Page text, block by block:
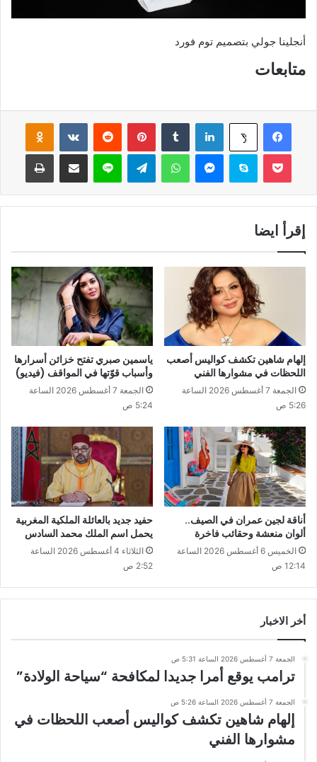
أنجلينا جولي بتصميم توم فورد
متابعات
فيسبوك ‫X لينكدإن بينتيريست
سكايب واتساب لاين
إقرأ ايضا
إلهام شاهين تكشف كواليس أصعب
اللحظات في مشوارها الفني
الجمعة 7 أغسطس 2026 الساعة
5:26 ص
ياسمين صبري تفتح خزائن أسرارها
وأسباب قوّتها في المواقف (فيديو)
الجمعة 7 أغسطس 2026 الساعة
5:24 ص
أناقة لجين عمران في الصيف..
ألوان منعشة وحقائب فاخرة
الخميس 6 أغسطس 2026 الساعة
12:14 ص
حفيد جديد بالعائلة الملكية المغربية
يحمل اسم الملك محمد السادس
الثلاثاء 4 أغسطس 2026 الساعة
2:52 ص
أخر الاخبار
الجمعة 7 أغسطس 2026 الساعة 5:31 ص
ترامب يوقع أمرا جديدا لمكافحة “سياحة الولادة”
الجمعة 7 أغسطس 2026 الساعة 5:26 ص
إلهام شاهين تكشف كواليس أصعب اللحظات في
مشوارها الفني